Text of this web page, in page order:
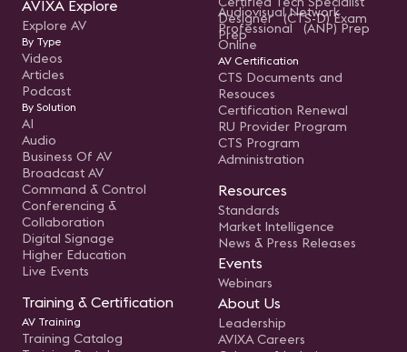
AVIXA Explore
Explore AV
By Type
Videos
Articles
Podcast
By Solution
AI
Audio
Business Of AV
Broadcast AV
Command & Control
Conferencing &
Collaboration
Digital Signage
Higher Education
Live Events
Training & Certification
AV Training
Training Catalog
Designer (CTS-D) Exam
Prep
Audiovisual Network
Professional (ANP) Prep
Online
AV Certification
CTS Documents and
Resouces
Certification Renewal
RU Provider Program
CTS Program
Administration
Resources
Standards
Market Intelligence
News & Press Releases
Events
Webinars
About Us
Leadership
AVIXA Careers